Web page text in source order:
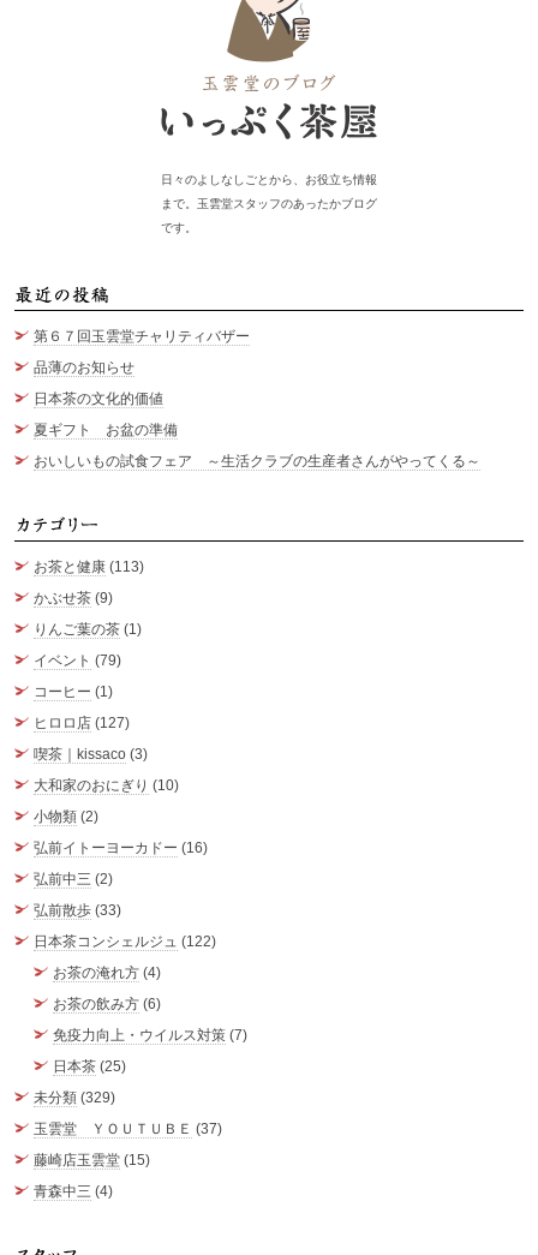
日々のよしなしごとから、お役立ち情報
まで。玉雲堂スタッフのあったかブログ
です。
第６７回玉雲堂チャリティバザー
品薄のお知らせ
日本茶の文化的価値
夏ギフト お盆の準備
おいしいもの試食フェア ～生活クラブの生産者さんがやってくる～
お茶と健康 (113)
かぶせ茶 (9)
りんご葉の茶 (1)
イベント (79)
コーヒー (1)
ヒロロ店 (127)
喫茶｜kissaco (3)
大和家のおにぎり (10)
小物類 (2)
弘前イトーヨーカドー (16)
弘前中三 (2)
弘前散歩 (33)
日本茶コンシェルジュ (122)
お茶の淹れ方 (4)
お茶の飲み方 (6)
免疫力向上・ウイルス対策 (7)
日本茶 (25)
未分類 (329)
玉雲堂 ＹＯＵＴＵＢＥ (37)
藤崎店玉雲堂 (15)
青森中三 (4)